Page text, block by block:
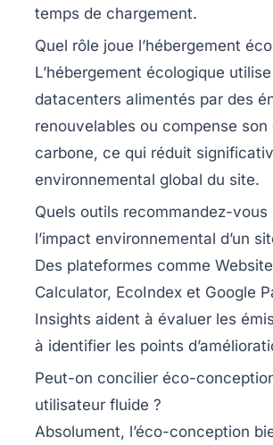
temps de chargement.
Quel rôle joue l’hébergement
L’hébergement écologique
datacenters alimentés par des
renouvelables ou compense son
carbone, ce qui réduit
environnemental global du site.
Quels outils recommandez-vous
l’impact environnemental d’un
Des plateformes comme
Calculator, EcoIndex et Google
Insights aident à évaluer les
à identifier les points
Peut-on concilier éco-
utilisateur fluide ?
Absolument, l’éco-conception